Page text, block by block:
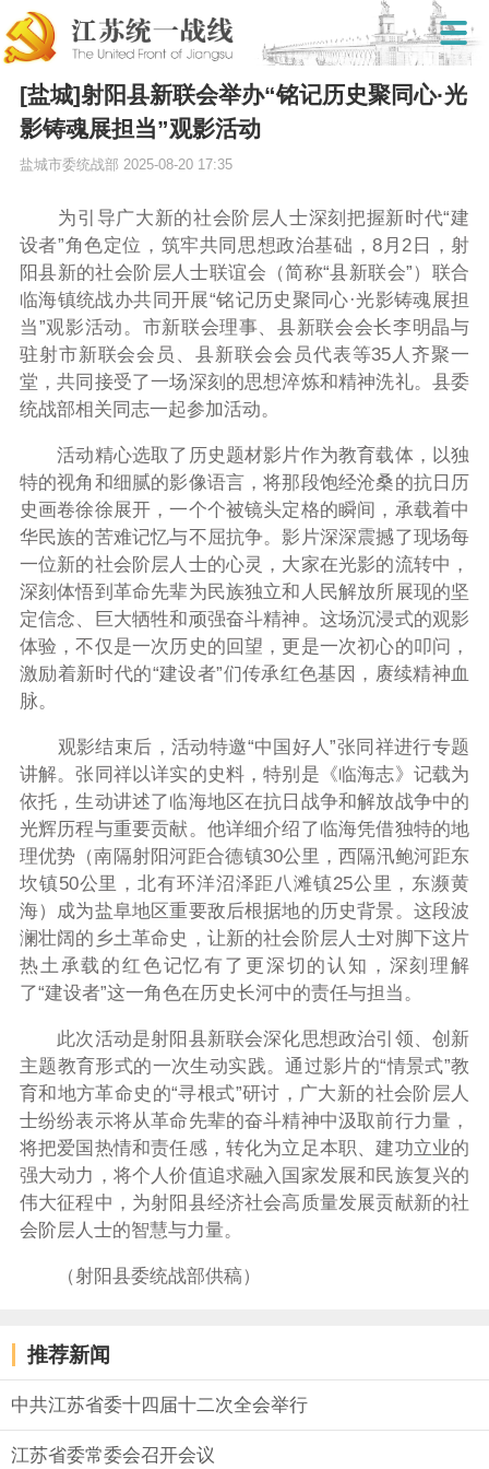
[盐城]射阳县新联会举办“铭记历史聚同心·光
影铸魂展担当”观影活动
盐城市委统战部 2025-08-20 17:35
为引导广大新的社会阶层人士深刻把握新时代“建
设者”角色定位，筑牢共同思想政治基础，8月2日，射
阳县新的社会阶层人士联谊会（简称“县新联会”）联合
临海镇统战办共同开展“铭记历史聚同心·光影铸魂展担
当”观影活动。市新联会理事、县新联会会长李明晶与
驻射市新联会会员、县新联会会员代表等35人齐聚一
堂，共同接受了一场深刻的思想淬炼和精神洗礼。县委
统战部相关同志一起参加活动。
活动精心选取了历史题材影片作为教育载体，以独
特的视角和细腻的影像语言，将那段饱经沧桑的抗日历
史画卷徐徐展开，一个个被镜头定格的瞬间，承载着中
华民族的苦难记忆与不屈抗争。影片深深震撼了现场每
一位新的社会阶层人士的心灵，大家在光影的流转中，
深刻体悟到革命先辈为民族独立和人民解放所展现的坚
定信念、巨大牺牲和顽强奋斗精神。这场沉浸式的观影
体验，不仅是一次历史的回望，更是一次初心的叩问，
激励着新时代的“建设者”们传承红色基因，赓续精神血
脉。
观影结束后，活动特邀“中国好人”张同祥进行专题
讲解。张同祥以详实的史料，特别是《临海志》记载为
依托，生动讲述了临海地区在抗日战争和解放战争中的
光辉历程与重要贡献。他详细介绍了临海凭借独特的地
理优势（南隔射阳河距合德镇30公里，西隔汛鲍河距东
坎镇50公里，北有环洋沼泽距八滩镇25公里，东濒黄
海）成为盐阜地区重要敌后根据地的历史背景。这段波
澜壮阔的乡土革命史，让新的社会阶层人士对脚下这片
热土承载的红色记忆有了更深切的认知，深刻理解
了“建设者”这一角色在历史长河中的责任与担当。
此次活动是射阳县新联会深化思想政治引领、创新
主题教育形式的一次生动实践。通过影片的“情景式”教
育和地方革命史的“寻根式”研讨，广大新的社会阶层人
士纷纷表示将从革命先辈的奋斗精神中汲取前行力量，
将把爱国热情和责任感，转化为立足本职、建功立业的
强大动力，将个人价值追求融入国家发展和民族复兴的
伟大征程中，为射阳县经济社会高质量发展贡献新的社
会阶层人士的智慧与力量。
（射阳县委统战部供稿）
推荐新闻
中共江苏省委十四届十二次全会举行
江苏省委常委会召开会议